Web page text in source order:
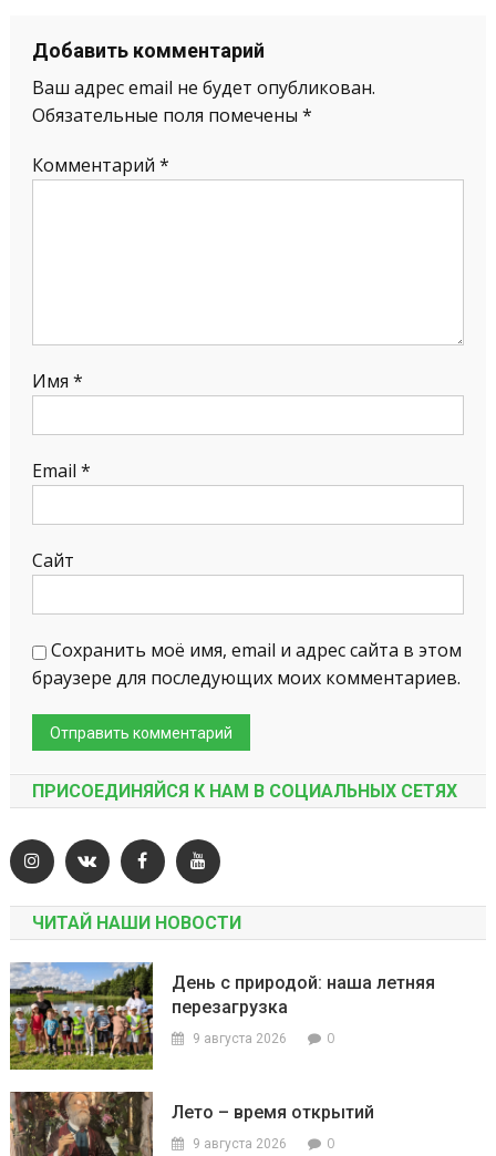
Добавить комментарий
Ваш адрес email не будет опубликован.
Обязательные поля помечены *
Комментарий *
Имя *
Email *
Сайт
Сохранить моё имя, email и адрес сайта в этом
браузере для последующих моих комментариев.
ПРИСОЕДИНЯЙСЯ К НАМ В СОЦИАЛЬНЫХ СЕТЯХ
ЧИТАЙ НАШИ НОВОСТИ
День с природой: наша летняя
перезагрузка
9 августа 2026 0
Лето – время открытий
9 августа 2026 0